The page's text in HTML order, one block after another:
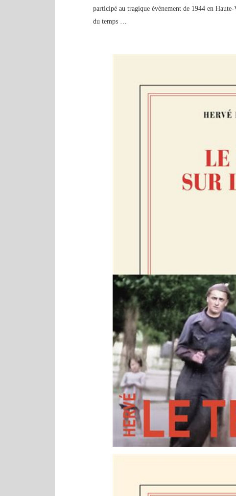
participé au tragique évènement de 1944 en
du temps …